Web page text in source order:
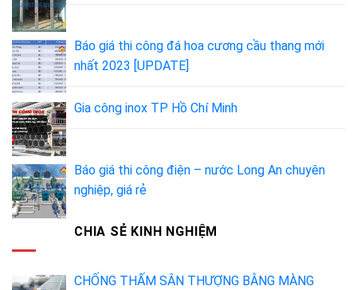
Báo giá thi công đá hoa cương cầu thang mới
nhất 2023 [UPDATE]
Gia công inox TP Hồ Chí Minh
Báo giá thi công điện – nước Long An chuyên
nghiệp, giá rẻ
CHIA SẺ KINH NGHIỆM
CHỐNG THẤM SÂN THƯỢNG BẰNG MÀNG